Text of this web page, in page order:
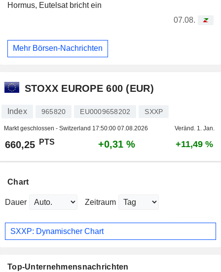
Hormus, Eutelsat bricht ein
07.08.
Mehr Börsen-Nachrichten
STOXX EUROPE 600 (EUR)
Index 965820 EU0009658202 SXXP
Markt geschlossen - Switzerland 17:50:00 07.08.2026 Veränd. 1. Jan.
660,25 PTS +0,31 % +11,49 %
Chart
Dauer Zeitraum
SXXP: Dynamischer Chart
Top-Unternehmensnachrichten